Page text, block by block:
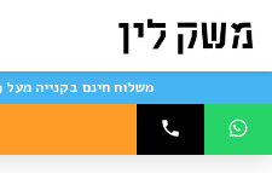
משלוח חינם בקנייה מעל 349 ש״ח לכתובת אחת 🚗
כל המוצרים